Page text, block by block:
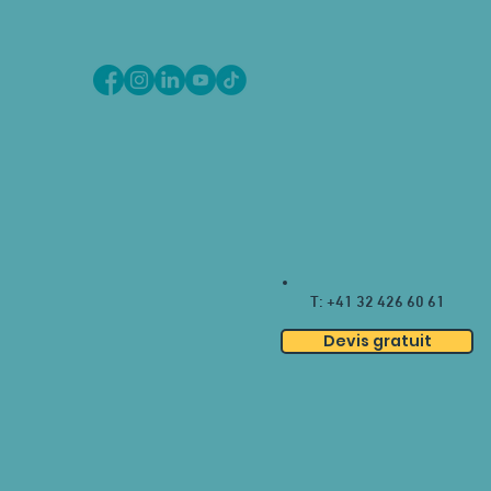
T: +41 32 426 60 61
Devis gratuit